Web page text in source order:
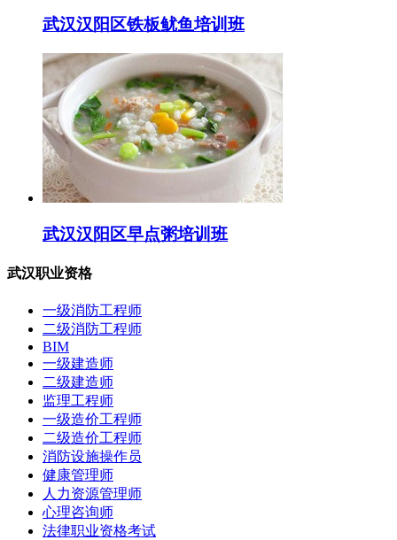
武汉汉阳区铁板鱿鱼培训班
武汉汉阳区早点粥培训班
武汉职业资格
一级消防工程师
二级消防工程师
BIM
一级建造师
二级建造师
监理工程师
一级造价工程师
二级造价工程师
消防设施操作员
健康管理师
人力资源管理师
心理咨询师
法律职业资格考试